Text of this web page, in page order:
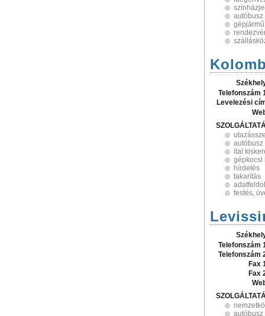
Telefonszám
Levelezési
ital
gépkocsi
hírdetés
takarítás
festés,
Telefonszám
Telefonszám
Fax
Fax